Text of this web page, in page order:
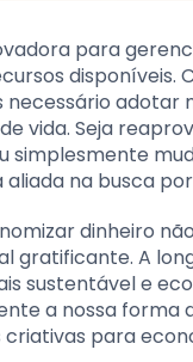
para
disponíveis.
adotar
vida. Seja
simplesmente
na busca
dinheiro
gratificante. A
sustentável e
a nossa forma
para